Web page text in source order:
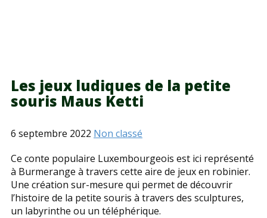
Les jeux ludiques de la petite
souris Maus Ketti
6 septembre 2022 Non classé
Ce conte populaire Luxembourgeois est ici représenté
à Burmerange à travers cette aire de jeux en robinier.
Une création sur-mesure qui permet de découvrir
l’histoire de la petite souris à travers des sculptures,
un labyrinthe ou un téléphérique.